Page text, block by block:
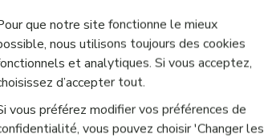
vous des cartes-cadeaux ?
que notre site fonctionne le mieux
nous utilisons toujours des cookies
et analytiques. Si vous acceptez,
d’accepter tout.
vous préférez modifier vos préférences de
vous pouvez choisir 'Changer les